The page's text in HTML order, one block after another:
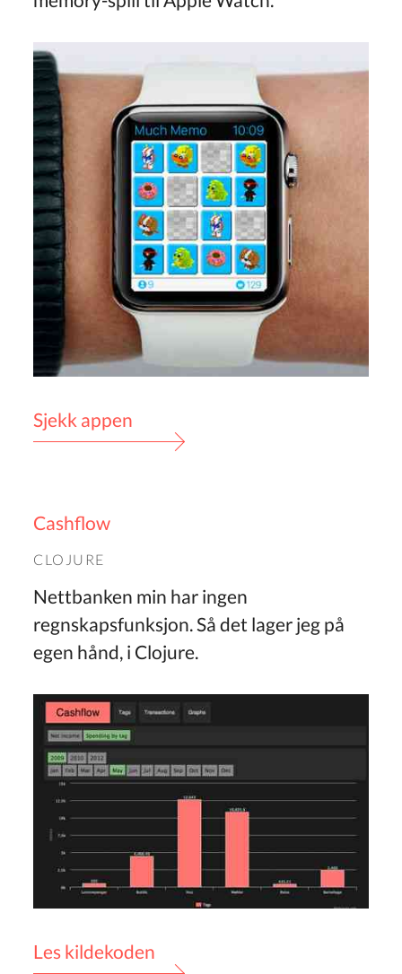
Sjekk appen
Cashflow
CLOJURE
Nettbanken min har ingen
regnskapsfunksjon. Så det lager jeg på
egen hånd, i Clojure.
Les kildekoden